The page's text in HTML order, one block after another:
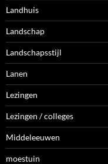
Landhuis
Landschap
Landschapsstijl
Lanen
Lezingen
Lezingen / colleges
Middeleeuwen
moestuin